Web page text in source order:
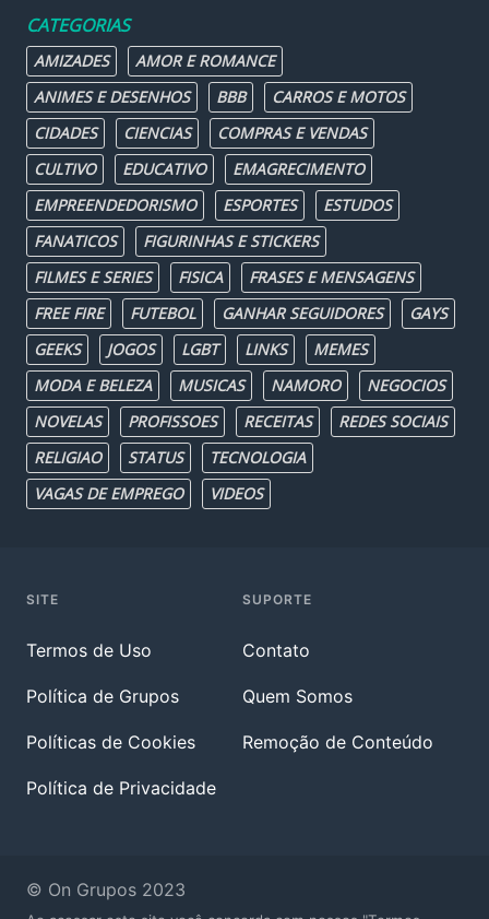
CATEGORIAS
AMIZADES
AMOR E ROMANCE
ANIMES E DESENHOS
BBB
CARROS E MOTOS
CIDADES
CIENCIAS
COMPRAS E VENDAS
CULTIVO
EDUCATIVO
EMAGRECIMENTO
EMPREENDEDORISMO
ESPORTES
ESTUDOS
FANATICOS
FIGURINHAS E STICKERS
FILMES E SERIES
FISICA
FRASES E MENSAGENS
FREE FIRE
FUTEBOL GANHAR SEGUIDORES
GAYS
GEEKS
JOGOS LGBT LINKS
MEMES
MODA E BELEZA
MUSICAS NAMORO
NEGOCIOS
NOVELAS
PROFISSOES RECEITAS
REDES SOCIAIS
RELIGIAO
STATUS
TECNOLOGIA
VAGAS DE EMPREGO
VIDEOS
SITE
Termos de Uso
Política de Grupos
Políticas de Cookies
Política de Privacidade
SUPORTE
Contato
Quem Somos
Remoção de Conteúdo
© On Grupos 2023